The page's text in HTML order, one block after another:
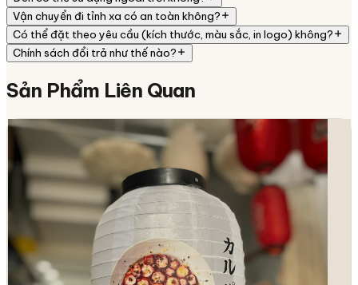
Vận chuyển đi tỉnh xa có an toàn không?
Có thể đặt theo yêu cầu (kích thước, màu sắc, in logo) không?
Chính sách đổi trả như thế nào?
Sản Phẩm Liên Quan